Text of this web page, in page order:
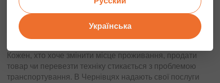
розумінням ставимося до бажання наших клієнтів
отримати максимально вигідну пропозицію, тому
підходимо до вирішення будь-яких завдань з позицій
взаємовигідного співробітництва.
Кожен, хто хоче змінити місце проживання, продати
товар чи перевезти техніку стикається з проблемою
транспортування. В Чернівцях надають свої послуги
Українська